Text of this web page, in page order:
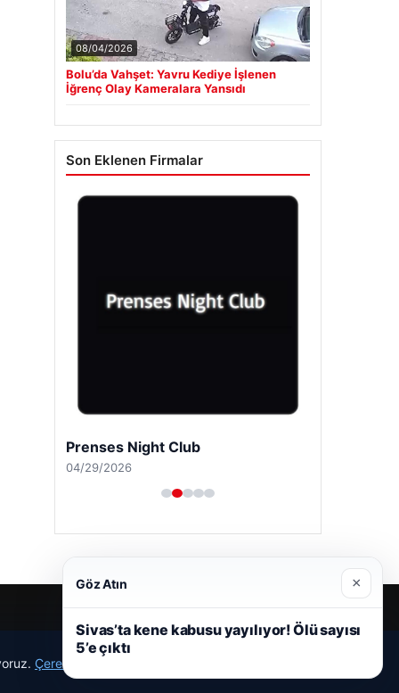
08/04/2026
Bolu’da Vahşet: Yavru Kediye İşlenen
İğrenç Olay Kameralara Yansıdı
Son Eklenen Firmalar
Prenses Night Club
04/29/2026
Çerez Politikamız
Göz Atın ×
Sivas’ta kene kabusu yayılıyor! Ölü sayısı
5’e çıktı